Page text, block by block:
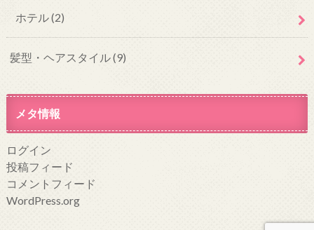
ホテル(2)
髪型・ヘアスタイル(9)
メタ情報
ログイン
投稿フィード
コメントフィード
WordPress.org